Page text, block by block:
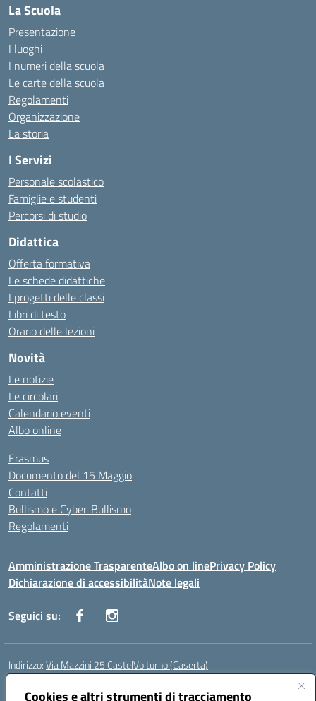
Cookies e altri strumenti di tracciamento
La Scuola
Presentazione
I luoghi
I numeri della scuola
Le carte della scuola
Regolamenti
Organizzazione
La storia
I Servizi
Personale scolastico
Famiglie e studenti
Percorsi di studio
Didattica
Offerta formativa
Le schede didattiche
I progetti delle classi
Libri di testo
Orario delle lezioni
Novità
Le notizie
Le circolari
Calendario eventi
Albo online
Erasmus
Documento del 15 Maggio
Contatti
Bullismo e Cyber-Bullismo
Regolamenti
Amministrazione TrasparenteAlbo on linePrivacy Policy
Dichiarazione di accessibilitàNote legali
Seguici su:
Indirizzo:Via Mazzini 25 CastelVolturno (Caserta)
Centralino:
Posta elettronica certificata (PEC):ceis014005@pec.istruzione.it